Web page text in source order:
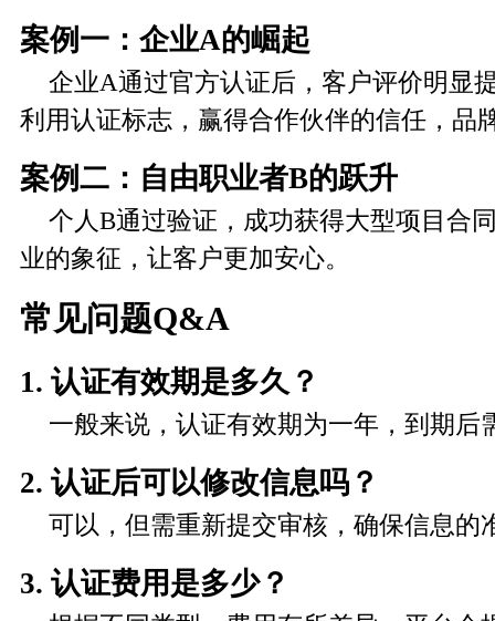
案例一：企业A的崛起
企业A通过官方认证后，客户评价明显
利用认证标志，赢得合作伙伴的信任，品
案例二：自由职业者B的跃升
个人B通过验证，成功获得大型项目合
业的象征，让客户更加安心。
常见问题Q&A
1. 认证有效期是多久？
一般来说，认证有效期为一年，到期后
2. 认证后可以修改信息吗？
可以，但需重新提交审核，确保信息的
3. 认证费用是多少？